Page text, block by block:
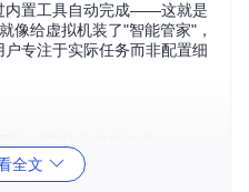
内置工具自动完成——这就是
像给虚拟机装了"智能管家"，
专注于实际任务而非配置细
生命周期管理器，负责解析
全文